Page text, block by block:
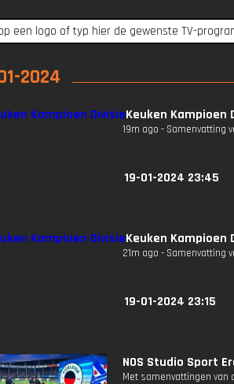
2024
Keuken Kampioen
19m ago - Samenvatting
19-01-2024 23:45
Keuken Kampioen
21m ago - Samenvatting
19-01-2024 23:15
NOS Studio Sport
Met samenvattingen van